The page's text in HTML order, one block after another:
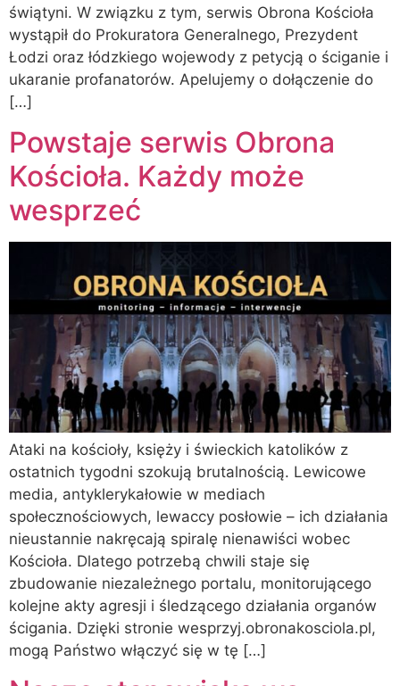
świątyni. W związku z tym, serwis Obrona Kościoła
wystąpił do Prokuratora Generalnego, Prezydent
Łodzi oraz łódzkiego wojewody z petycją o ściganie i
ukaranie profanatorów. Apelujemy o dołączenie do
[…]
Powstaje serwis Obrona
Kościoła. Każdy może
wesprzeć
Ataki na kościoły, księży i świeckich katolików z
ostatnich tygodni szokują brutalnością. Lewicowe
media, antyklerykałowie w mediach
społecznościowych, lewaccy posłowie – ich działania
nieustannie nakręcają spiralę nienawiści wobec
Kościoła. Dlatego potrzebą chwili staje się
zbudowanie niezależnego portalu, monitorującego
kolejne akty agresji i śledzącego działania organów
ścigania. Dzięki stronie wesprzyj.obronakosciola.pl,
mogą Państwo włączyć się w tę […]